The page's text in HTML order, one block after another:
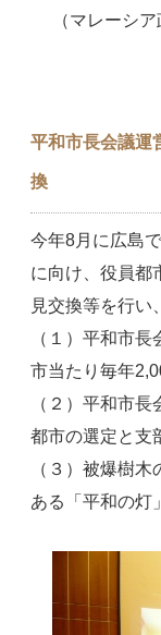
（マレーシ
平和市長会議運
換
今年8月に広島
に向け、役員都
見交換等を行い
（１）平和市
市当たり毎年
（２）平和市
都市の選定と支
（３）被爆樹
ある「平和の灯